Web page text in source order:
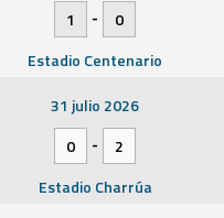
1
-
0
Estadio Centenario
31 julio 2026
0
-
2
Estadio Charrúa